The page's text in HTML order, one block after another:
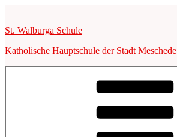
springen
St. Walburga Schule
Katholische Hauptschule der Stadt Meschede